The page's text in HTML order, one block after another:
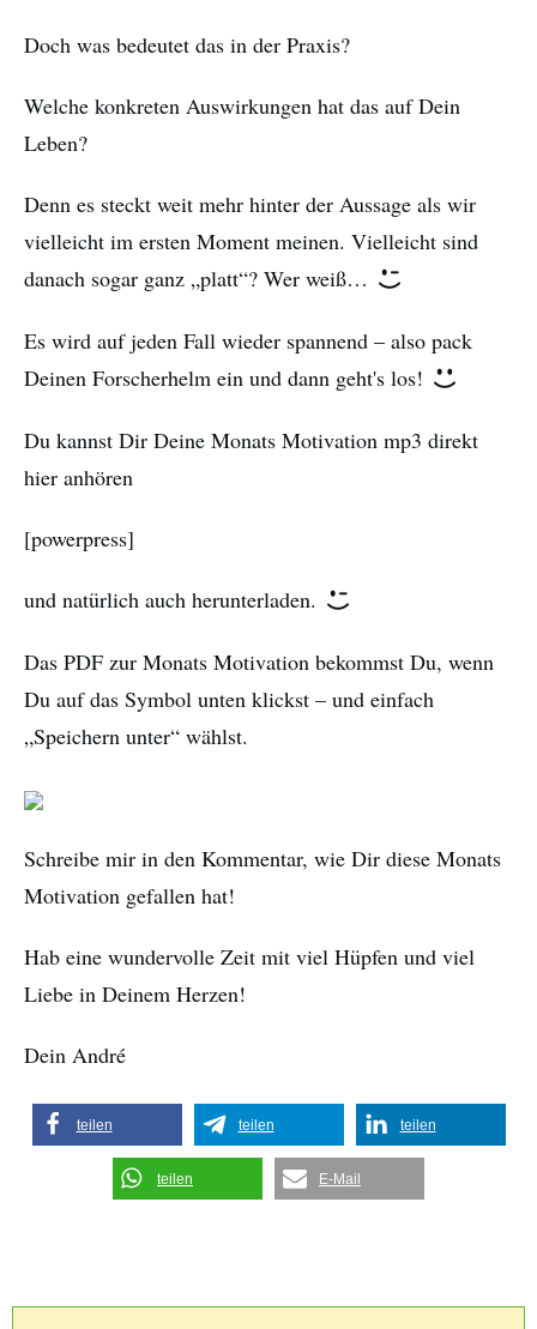
Doch was bedeutet das in der Praxis?
Welche konkreten Auswirkungen hat das auf Dein
Leben?
Denn es steckt weit mehr hinter der Aussage als wir
vielleicht im ersten Moment meinen. Vielleicht sind
danach sogar ganz „platt“? Wer weiß…
Es wird auf jeden Fall wieder spannend – also pack
Deinen Forscherhelm ein und dann geht's los!
Du kannst Dir Deine Monats Motivation mp3 direkt
hier anhören
[powerpress]
und natürlich auch herunterladen.
Das PDF zur Monats Motivation bekommst Du, wenn
Du auf das Symbol unten klickst – und einfach
„Speichern unter“ wählst.
Schreibe mir in den Kommentar, wie Dir diese Monats
Motivation gefallen hat!
Hab eine wundervolle Zeit mit viel Hüpfen und viel
Liebe in Deinem Herzen!
Dein André
teilen teilen teilen
teilen E-Mail